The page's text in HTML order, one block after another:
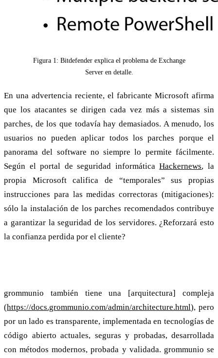
Figura 1: Bitdefender explica el problema de Exchange
Server en detalle.
En una advertencia reciente, el fabricante Microsoft afirma
que los atacantes se dirigen cada vez más a sistemas sin
parches, de los que todavía hay demasiados. A menudo, los
usuarios no pueden aplicar todos los parches porque el
panorama del software no siempre lo permite fácilmente.
Según el portal de seguridad informáticaHackernews, la
propia Microsoft califica de “temporales” sus propias
instrucciones para las medidas correctoras (mitigaciones):
sólo la instalación de los parches recomendados contribuye
a garantizar la seguridad de los servidores. ¿Reforzará esto
la confianza perdida por el cliente?
grommunio también tiene una [arquitectura] compleja
(https://docs.grommunio.com/admin/architecture.html), pero
por un lado es transparente, implementada en tecnologías de
código abierto actuales, seguras y probadas, desarrollada
con métodos modernos, probada y validada. grommunio se